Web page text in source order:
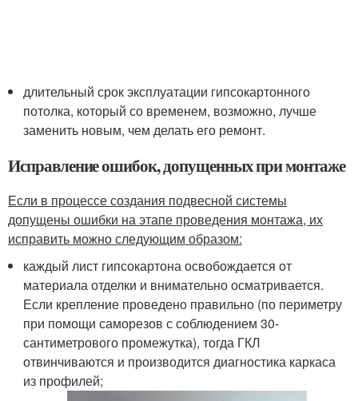
длительный срок эксплуатации гипсокартонного
потолка, который со временем, возможно, лучше
заменить новым, чем делать его ремонт.
Исправление ошибок, допущенных при монтаже
Если в процессе создания подвесной системы
допущены ошибки на этапе проведения монтажа, их
исправить можно следующим образом:
каждый лист гипсокартона освобождается от
материала отделки и внимательно осматривается.
Если крепление проведено правильно (по периметру
при помощи саморезов с соблюдением 30-
сантиметрового промежутка), тогда ГКЛ
отвинчиваются и производится диагностика каркаса
из профилей;